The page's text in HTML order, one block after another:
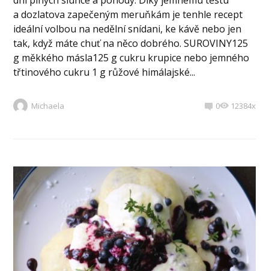
a dozlatova zapečeným meruňkám je tenhle recept
ideální volbou na nedělní snídani, ke kávě nebo jen
tak, když máte chuť na něco dobrého. SUROVINY125
g měkkého másla125 g cukru krupice nebo jemného
třtinového cukru 1 g růžové himálajské...
Michaela 0 12384x